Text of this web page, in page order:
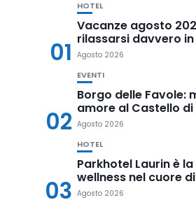
01
HOTEL
Vacanze agosto
rilassarsi davvero
Agosto 2026
02
EVENTI
Borgo delle Favole:
amore al Castello
Agosto 2026
03
HOTEL
Parkhotel Laurin è
wellness nel cuore
Agosto 2026